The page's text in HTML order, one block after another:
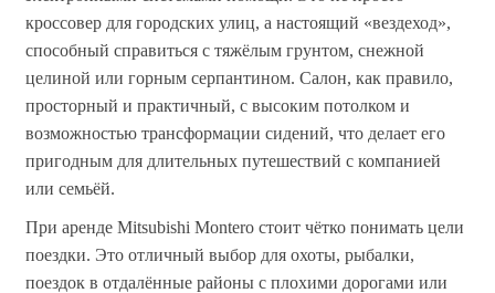
кроссовер для городских улиц, а настоящий «вездеход»,
способный справиться с тяжёлым грунтом, снежной
целиной или горным серпантином. Салон, как правило,
просторный и практичный, с высоким потолком и
возможностью трансформации сидений, что делает его
пригодным для длительных путешествий с компанией
или семьёй.
При аренде Mitsubishi Montero стоит чётко понимать цели
поездки. Это отличный выбор для охоты, рыбалки,
поездок в отдалённые районы с плохими дорогами или